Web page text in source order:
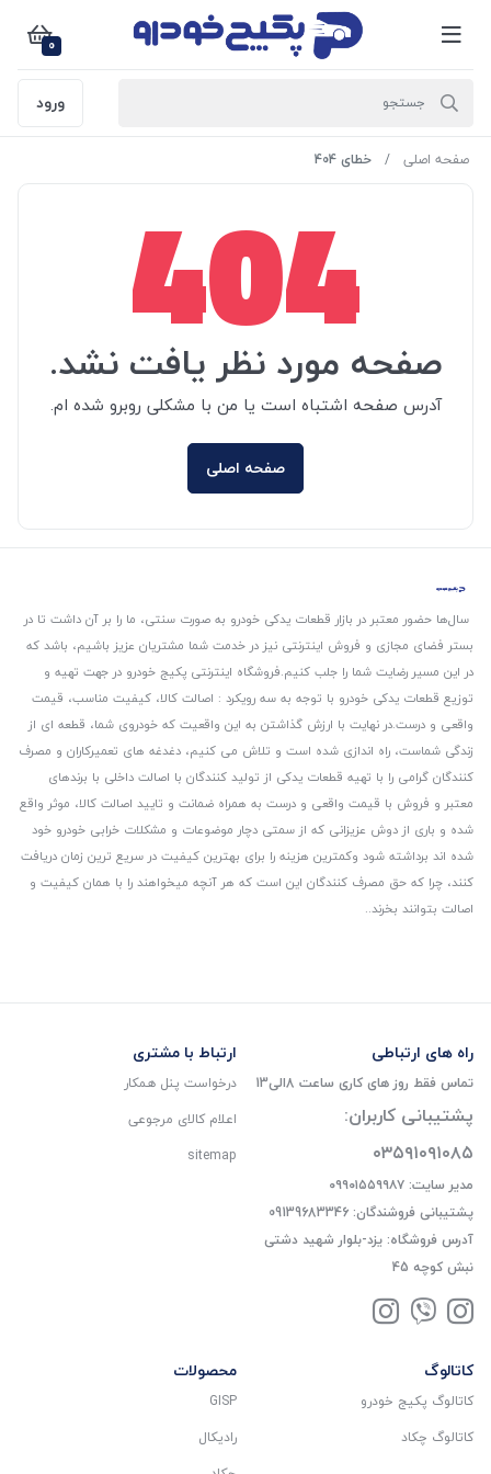
0
ورود
صفحه اصلی خطای 404
404
صفحه مورد نظر یافت نشد.
آدرس صفحه اشتباه است یا من با مشکلی روبرو شده ام.
صفحه اصلی
سال‌ها حضور معتبر در بازار قطعات یدکی خودرو به صورت سنتی، ما را بر آن داشت تا در
بستر فضای مجازی و فروش اینترنتی نیز در خدمت شما مشتریان عزیز باشیم، باشد که
در این مسیر رضایت شما را جلب کنیم.فروشگاه اینترنتی پکیج خودرو در جهت تهیه و
توزیع قطعات یدکی خودرو با توجه به سه رویکرد : اصالت کالا، کیفیت مناسب، قیمت
واقعی و درست.در نهایت با ارزش گذاشتن به این واقعیت که خودروی شما، قطعه ای از
زندگی شماست، راه اندازی شده است و تلاش می کنیم، دغدغه های تعمیرکاران و مصرف
کنندگان گرامی را با تهیه قطعات یدکی از تولید کنندگان با اصالت داخلی با برندهای
معتبر و فروش با قیمت واقعی و درست به همراه ضمانت و تایید اصالت کالا، موثر واقع
شده و باری از دوش عزیزانی که از سمتی دچار موضوعات و مشکلات خرابی خودرو خود
شده اند برداشته شود و‌کمترین هزینه را برای بهترین کیفیت در سریع ترین زمان دریافت
کنند، چرا که حق مصرف کنندگان این است که هر آنچه میخواهند را با همان کیفیت و
اصالت بتوانند بخرند..
راه های ارتباطی
تماس فقط روز های کاری ساعت 8الی13
پشتیبانی کاربران:
۰۳۵۹۱۰۹۱۰۸۵
مدیر سایت: ۰۹۹۰۱۵۵۹۹۸۷
پشتیبانی فروشندگان: 09139683346
آدرس فروشگاه: یزد-بلوار شهید دشتی
نبش کوچه 45
ارتباط با مشتری
درخواست پنل همکار
اعلام کالای مرجوعی
sitemap
کاتالوگ
کاتالوگ پکیج خودرو
کاتالوگ چکاد
محصولات
GISP
رادیکال